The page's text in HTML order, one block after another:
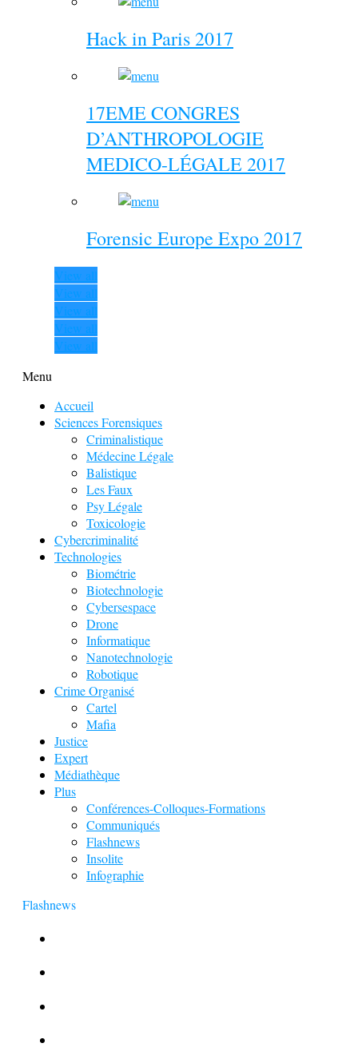
Hack in Paris 2017
17EME CONGRES
D’ANTHROPOLOGIE
MEDICO-LÉGALE 2017
Forensic Europe Expo 2017
View all
View all
View all
View all
View all
Menu
Accueil
Sciences Forensiques
Criminalistique
Médecine Légale
Balistique
Les Faux
Psy Légale
Toxicologie
Cybercriminalité
Technologies
Biométrie
Biotechnologie
Cybersespace
Drone
Informatique
Nanotechnologie
Robotique
Crime Organisé
Cartel
Mafia
Justice
Expert
Médiathèque
Plus
Conférences-Colloques-Formations
Communiqués
Flashnews
Insolite
Infographie
Flashnews